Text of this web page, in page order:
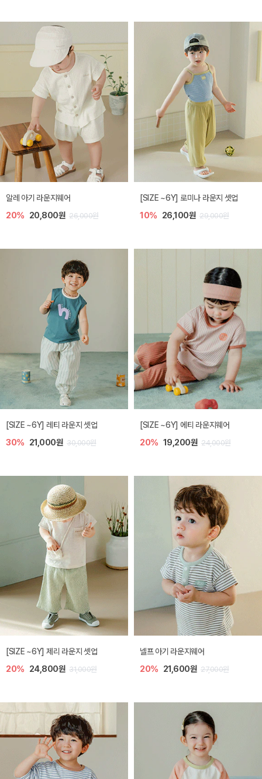
알레 아기 라운지웨어
20% 20,800원 26,000원
[SIZE ~6Y] 로미나 라운지 셋업
10% 26,100원 29,000원
[SIZE ~6Y] 레티 라운지 셋업
30% 21,000원 30,000원
[SIZE ~6Y] 에티 라운지웨어
20% 19,200원 24,000원
[SIZE ~6Y] 제리 라운지 셋업
20% 24,800원 31,000원
넬프 아기 라운지웨어
20% 21,600원 27,000원